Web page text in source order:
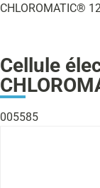
CHLOROMATIC®
Cellule
005585